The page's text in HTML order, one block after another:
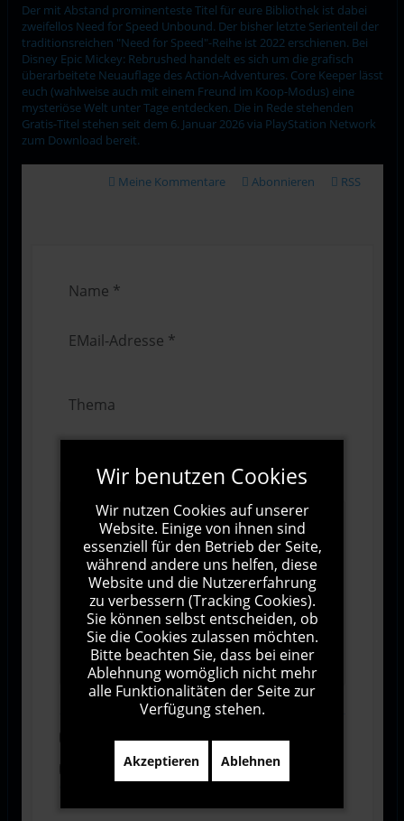
Der mit Abstand prominenteste Titel für eure Bibliothek ist dabei
zweifellos Need for Speed Unbound. Der bisher letzte Serienteil der
traditionsreichen "Need for Speed"-Reihe ist 2022 erschienen. Bei
Disney Epic Mickey: Rebrushed handelt es sich um die grafisch
überarbeitete Neuauflage des Action-Adventures. Core Keeper lässt
euch (wahlweise auch mit einem Freund im Koop-Modus) eine
mysteriöse Welt unter Tage entdecken. Die in Rede stehenden
Gratis-Titel stehen seit dem 6. Januar 2026 via PlayStation Network
zum Download bereit.
Meine Kommentare Abonnieren RSS
1000Zeichen übrig
Abonnieren
Ich stimme den Allgemeinen
Geschäftsbedingungen zu.
Wir benutzen Cookies
Wir nutzen Cookies auf unserer
Website. Einige von ihnen sind
essenziell für den Betrieb der Seite,
während andere uns helfen, diese
Website und die Nutzererfahrung
zu verbessern (Tracking Cookies).
Sie können selbst entscheiden, ob
Sie die Cookies zulassen möchten.
Bitte beachten Sie, dass bei einer
Ablehnung womöglich nicht mehr
alle Funktionalitäten der Seite zur
Verfügung stehen.
Akzeptieren Ablehnen